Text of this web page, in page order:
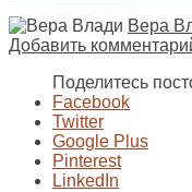
Вера
Добавить
Поделитесь
Facebook
Twitter
Google Plus
Pinterest
LinkedIn